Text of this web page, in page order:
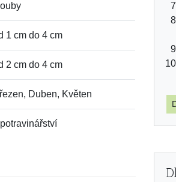
1 cm do 4 cm
2 cm do 4 cm
Duben, Květen